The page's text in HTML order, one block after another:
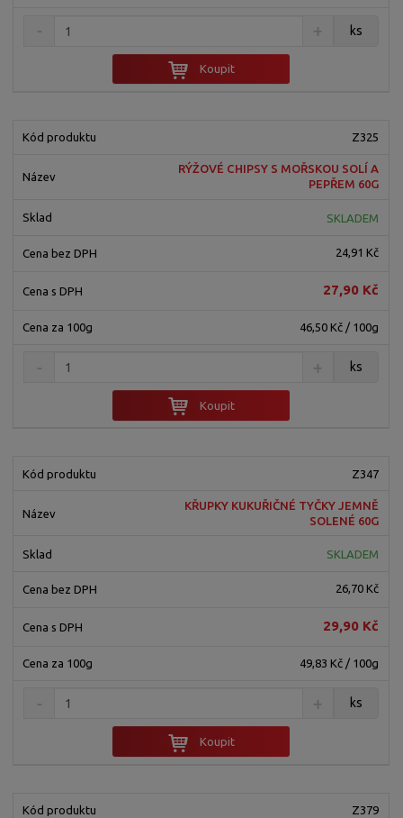
ks
Koupit
Z325
RÝŽOVÉ CHIPSY S MOŘSKOU SOLÍ A
PEPŘEM 60G
SKLADEM
24,91 Kč
27,90 Kč
46,50 Kč / 100g
ks
Koupit
Z347
KŘUPKY KUKUŘIČNÉ TYČKY JEMNĚ
SOLENÉ 60G
SKLADEM
26,70 Kč
29,90 Kč
49,83 Kč / 100g
ks
Koupit
Z379